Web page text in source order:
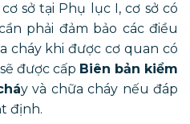
sở tại Phụ lục I, cơ sở có
phải đảm bảo các điều
cháy khi được cơ quan có
được cấp Biên bản kiểm
y và chữa cháy nếu đáp
định.